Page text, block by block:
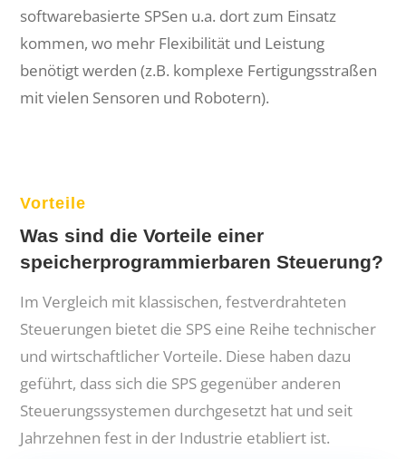
softwarebasierte SPSen u.a. dort zum Einsatz
kommen, wo mehr Flexibilität und Leistung
benötigt werden (z.B. komplexe Fertigungsstraßen
mit vielen Sensoren und Robotern).
Vorteile
Was sind die Vorteile einer
speicherprogrammierbaren Steuerung?
Im Vergleich mit klassischen, festverdrahteten
Steuerungen bietet die SPS eine Reihe technischer
und wirtschaftlicher Vorteile. Diese haben dazu
geführt, dass sich die SPS gegenüber anderen
Steuerungssystemen durchgesetzt hat und seit
Jahrzehnen fest in der Industrie etabliert ist.